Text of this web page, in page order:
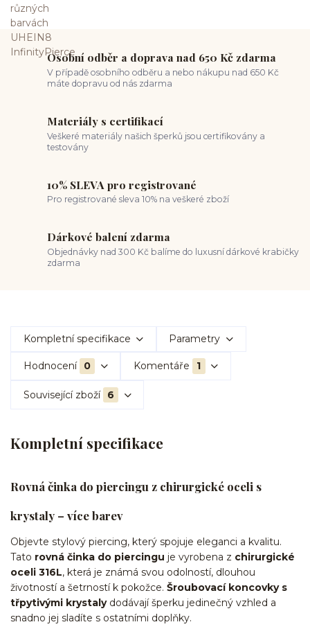
Osobní odběr a doprava nad 650 Kč zdarma
V případě osobního odběru a nebo nákupu nad 650 Kč
máte dopravu od nás zdarma
Materiály s certifikací
Veškeré materiály našich šperků jsou certifikovány a
testovány
10% SLEVA pro registrované
Pro registrované sleva 10% na veškeré zboží
Dárkové balení zdarma
Objednávky nad 300 Kč balíme do luxusní dárkové krabičky
zdarma
Kompletní specifikace Parametry
Hodnocení 0 Komentáře 1
Související zboží 6
Kompletní specifikace
Rovná činka do piercingu z chirurgické oceli s
krystaly – více barev
Objevte stylový piercing, který spojuje eleganci a kvalitu.
Tato rovná činka do piercingu je vyrobena z chirurgické
oceli 316L, která je známá svou odolností, dlouhou
životností a šetrností k pokožce. Šroubovací koncovky s
třpytivými krystalydodávají šperku jedinečný vzhled a
snadno jej sladíte s ostatními doplňky.